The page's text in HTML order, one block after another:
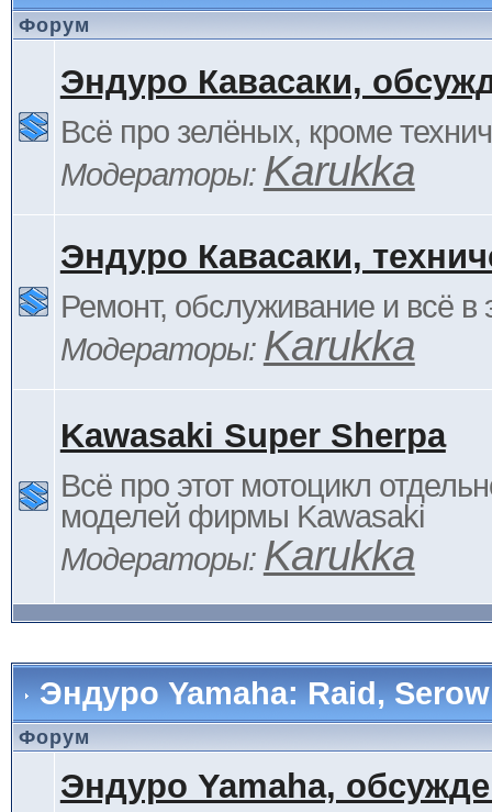
Форум
Эндуро Кавасаки,
Всё про зелёных, кроме
Модераторы: Karukka
Эндуро Кавасаки,
Ремонт, обслуживание и всё в
Модераторы: Karukka
Kawasaki Super Sherpa
Всё про этот мотоцикл
моделей фирмы Kawasaki
Модераторы: Karukka
Эндуро Yamaha: Raid,
Форум
Эндуро Yamaha,